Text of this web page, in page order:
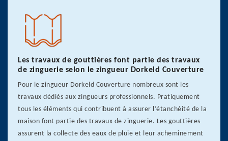
Les travaux de gouttières font partie des travaux
de zinguerie selon le zingueur Dorkeld Couverture
Pour le zingueur Dorkeld Couverture nombreux sont les
travaux dédiés aux zingueurs professionnels. Pratiquement
tous les éléments qui contribuent à assurer l’étanchéité de la
maison font partie des travaux de zinguerie. Les gouttières
assurent la collecte des eaux de pluie et leur acheminement